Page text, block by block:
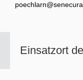
Einsatzort